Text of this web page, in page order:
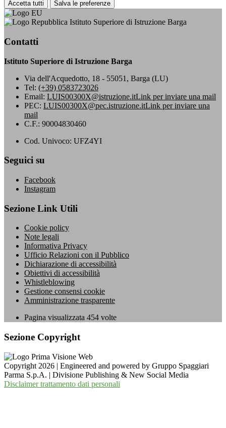
Accetta tutti Salva le preferenze
Istituto Superiore di Istruzione Barga
Contatti
Istituto Superiore di Istruzione Barga
Via dell'Acquedotto, 18 - 55051, Barga (LU)
Tel: (+39) 0583723026
Email: LUIS00300X@istruzione.itLink per inviare una mail
PEC: LUIS00300X@pec.istruzione.itLink per inviare una
mail
C.F.: 90004830460
Cod. Univoco: UFZ4YI
Seguici su
Facebook
Instagram
Sezione Link Utili
Cookie policy
Note legali
Informativa Privacy
Ufficio Relazioni con il Pubblico
Dichiarazione di accessibilità
Obiettivi di accessibilità
Whistleblowing
Gestione consensi cookie
Amministrazione trasparente
Pagina visualizzata 454 volte
Sezione Copyright
Copyright 2026 | Engineered and powered by Gruppo Spaggiari
Parma S.p.A. | Divisione Publishing & New Social Media
Disclaimer trattamento dati personali